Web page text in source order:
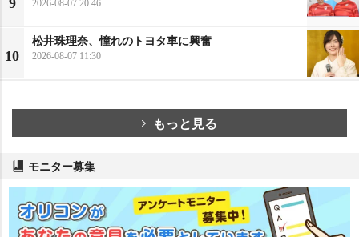
9 2026-08-07 20:46
10
松井珠理奈、憧れのトヨタ車に興奮
2026-08-07 11:30
もっと見る
モニター募集